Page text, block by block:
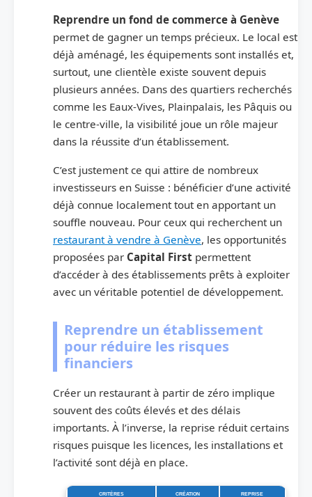
Reprendre un fond de commerce à Genève
permet de gagner un temps précieux. Le local est
déjà aménagé, les équipements sont installés et,
surtout, une clientèle existe souvent depuis
plusieurs années. Dans des quartiers recherchés
comme les Eaux-Vives, Plainpalais, les Pâquis ou
le centre-ville, la visibilité joue un rôle majeur
dans la réussite d’un établissement.
C’est justement ce qui attire de nombreux
investisseurs en Suisse : bénéficier d’une activité
déjà connue localement tout en apportant un
souffle nouveau. Pour ceux qui recherchent un
restaurant à vendre à Genève, les opportunités
proposées par Capital First permettent
d’accéder à des établissements prêts à exploiter
avec un véritable potentiel de développement.
Reprendre un établissement
pour réduire les risques
financiers
Créer un restaurant à partir de zéro implique
souvent des coûts élevés et des délais
importants. À l’inverse, la reprise réduit certains
risques puisque les licences, les installations et
l’activité sont déjà en place.
CRITÈRES CRÉATION REPRISE